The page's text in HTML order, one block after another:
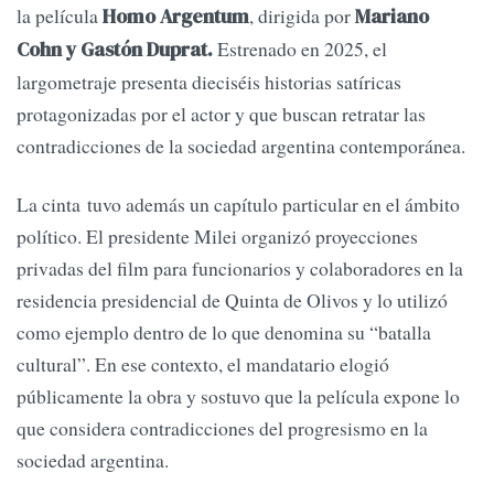
la películaHomo Argentum, dirigida porMariano
Cohn y Gastón Duprat.Estrenado en 2025, el
largometraje presenta dieciséis historias satíricas
protagonizadas por el actor y que buscan retratar las
contradicciones de la sociedad argentina contemporánea.
La cinta tuvo además un capítulo particular en el ámbito
político. El presidente Milei organizó proyecciones
privadas del film para funcionarios y colaboradores en la
residencia presidencial de Quinta de Olivos y lo utilizó
como ejemplo dentro de lo que denomina su “batalla
cultural”. En ese contexto, el mandatario elogió
públicamente la obra y sostuvo que la película expone lo
que considera contradicciones del progresismo en la
sociedad argentina.